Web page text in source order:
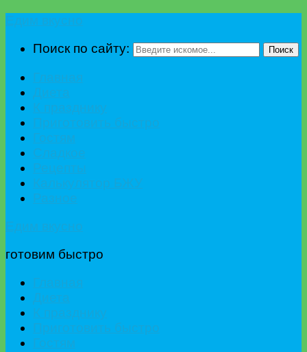
Поиск по сайту:
Поиск
готовим быстро